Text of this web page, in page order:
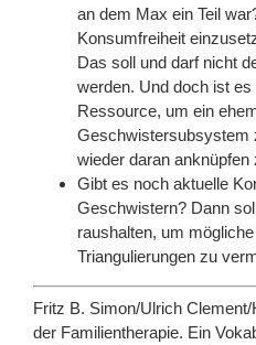
an dem Max ein Teil
Konsumfreiheit
Das soll und darf nicht
werden. Und doch ist es
Ressource, um ein
Geschwistersubsystem
wieder daran anknüpfen
Gibt es noch aktuelle
Geschwistern? Dann
raushalten, um
Triangulierungen zu
Fritz B. Simon/Ulrich
der Familientherapie. Ein